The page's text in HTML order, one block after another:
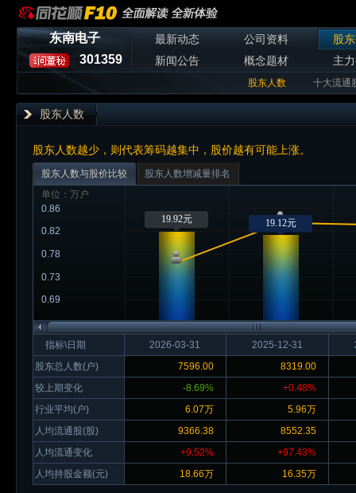
东南电子
301359
最新动态 公司资料
股
新闻公告
概念题材 主
股东人数 十大流通
股东人数
股东人数越少，则代表筹码越集中，股价越有可能上涨。
股东人数与股价比较
股东人数增减量排名
单位：万户
0.69
0.73
0.78
0.82
0.86
19.92元
19.12元
指标\日期
股东总人数(户)
较上期变化
行业平均(户)
人均流通股(股)
人均流通变化
人均持股金额(元)
2026-03-31 2025-12-31
7596.00
8319.00
-8.69%
+0.48%
6.07万
5.96万
9366.38
8552.35
+9.52%
+97.43%
18.66万
16.35万